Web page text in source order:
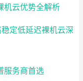
机云优势全解析
定低延迟裸机云深
服务商首选